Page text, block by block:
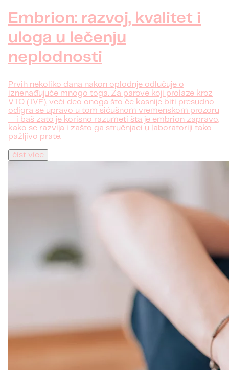
Embrion: razvoj, kvalitet i
uloga u lečenju
neplodnosti
Prvih nekoliko dana nakon oplodnje odlučuje o
iznenađujuće mnogo toga. Za parove koji prolaze kroz
VTO (IVF), veći deo onoga što će kasnije biti presudno
odigra se upravo u tom sićušnom vremenskom prozoru
— i baš zato je korisno razumeti šta je embrion zapravo,
kako se razvija i zašto ga stručnjaci u laboratoriji tako
pažljivo prate.
číst více